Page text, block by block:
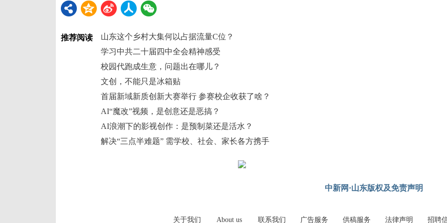
推荐阅读
山东这个乡村大集何以占据流量C位？
学习中共二十届四中全会精神感受
校园代跑成生意，问题出在哪儿？
文创，不能只是冰箱贴
首届新域新质创新大赛举行 参赛校企收获了啥？
AI“魔改”视频，是创意还是恶搞？
AI浪潮下的影视创作：是预制菜还是活水？
解决“三点半难题” 需学校、社会、家长各方携手
中新网·山东版权及免责声明
关于我们 About us 联系我们 广告服务 供稿服务 法律声明 招聘